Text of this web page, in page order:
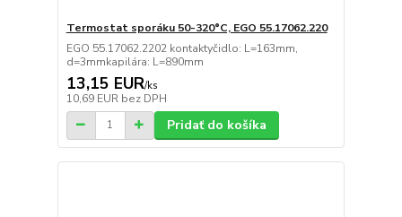
Termostat sporáku 50-320°C, EGO 55.17062.220
EGO 55.17062.2202 kontaktyčidlo: L=163mm,
d=3mmkapilára: L=890mm
13,15 EUR/ks
10,69 EUR bez DPH
Pridať do košíka